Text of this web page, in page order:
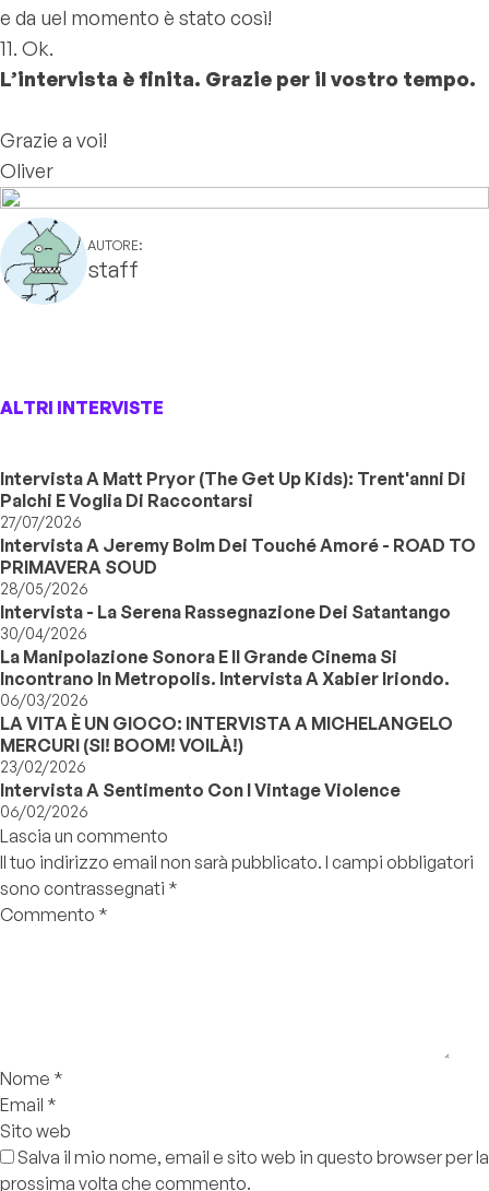
e da uel momento è stato così!
11. Ok.
L’intervista è finita. Grazie per il vostro tempo.
Grazie a voi!
Oliver
AUTORE:
staff
ALTRI INTERVISTE
Intervista A Matt Pryor (The Get Up Kids): Trent'anni Di
Palchi E Voglia Di Raccontarsi
27/07/2026
Intervista A Jeremy Bolm Dei Touché Amoré - ROAD TO
PRIMAVERA SOUD
28/05/2026
Intervista - La Serena Rassegnazione Dei Satantango
30/04/2026
La Manipolazione Sonora E Il Grande Cinema Si
Incontrano In Metropolis. Intervista A Xabier Iriondo.
06/03/2026
LA VITA È UN GIOCO: INTERVISTA A MICHELANGELO
MERCURI (SI! BOOM! VOILÀ!)
23/02/2026
Intervista A Sentimento Con I Vintage Violence
06/02/2026
Lascia un commento
Il tuo indirizzo email non sarà pubblicato. I campi obbligatori
sono contrassegnati *
Commento *
Nome *
Email *
Sito web
Salva il mio nome, email e sito web in questo browser per la
prossima volta che commento.